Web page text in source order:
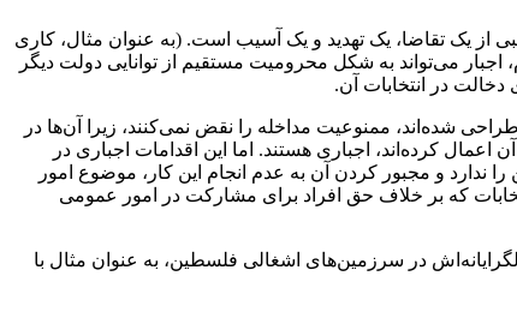
از یک تقاضا، یک تهدید و یک آسیب است. (به عنوان مثال، کاری
می‌تواند به شکل محرومیت مستقیم از توانایی دولت دیگر
در انتخابات آن.
شده‌اند، ممنوعیت مداخله را نقض نمی‌کنند، زیرا آن‌ها در
کرده‌اند، اجباری هستند. اما این اقدامات اجباری در
ندارد و مجبور کردن آن به عدم انجام این کار، موضوع امور
که بر خلاف حق افراد برای مشارکت در امور عمومی
در سرزمین‌های اشغالی فلسطین، به عنوان مثال با